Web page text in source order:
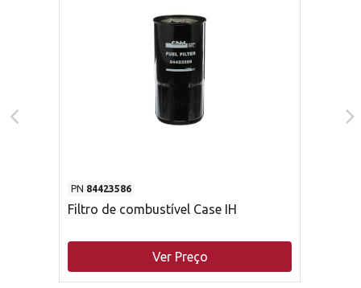
PN 84423586
Filtro de combustível Case IH
Ver Preço